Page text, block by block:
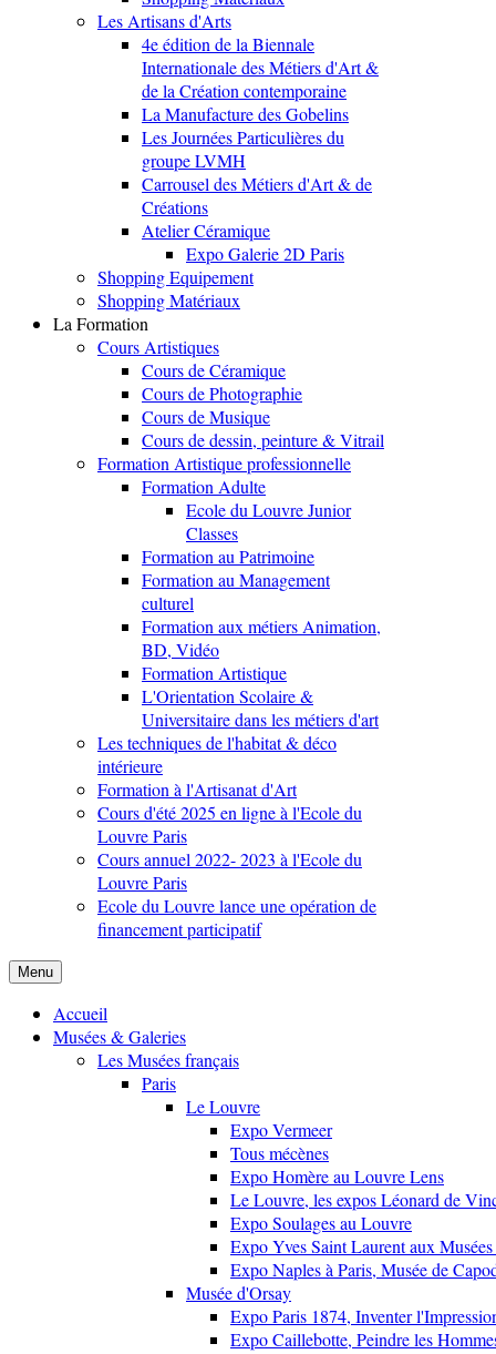
Les Artisans d'Arts
4e édition de la Biennale
Internationale des Métiers d'Art &
de la Création contemporaine
La Manufacture des Gobelins
Les Journées Particulières du
groupe LVMH
Carrousel des Métiers d'Art & de
Créations
Atelier Céramique
Expo Galerie 2D Paris
Shopping Equipement
Shopping Matériaux
La Formation
Cours Artistiques
Cours de Céramique
Cours de Photographie
Cours de Musique
Cours de dessin, peinture & Vitrail
Formation Artistique professionnelle
Formation Adulte
Ecole du Louvre Junior
Classes
Formation au Patrimoine
Formation au Management
culturel
Formation aux métiers Animation,
BD, Vidéo
Formation Artistique
L'Orientation Scolaire &
Universitaire dans les métiers d'art
Les techniques de l'habitat & déco
intérieure
Formation à l'Artisanat d'Art
Cours d'été 2025 en ligne à l'Ecole du
Louvre Paris
Cours annuel 2022- 2023 à l'Ecole du
Louvre Paris
Ecole du Louvre lance une opération de
financement participatif
Menu
Accueil
Musées & Galeries
Les Musées français
Paris
Le Louvre
Expo Vermeer
Tous mécènes
Expo Homère au Louvre Lens
Le Louvre, les expos Léonard de
Expo Soulages au Louvre
Expo Yves Saint Laurent aux
Expo Naples à Paris, Musée de
Musée d'Orsay
Expo Paris 1874, Inventer
Expo Caillebotte, Peindre les